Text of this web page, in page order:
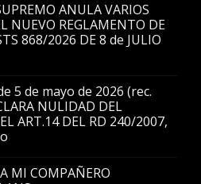
ANULA VARIOS
NUEVO REGLAMENTO DE
868/2026 DE 8 de JULIO
5 de mayo de 2026 (rec.
NULIDAD DEL
ART.14 DEL RD 240/2007,
MI COMPAÑERO